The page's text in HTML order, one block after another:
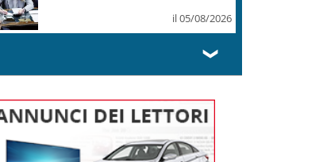
il 05/08/2026
❯